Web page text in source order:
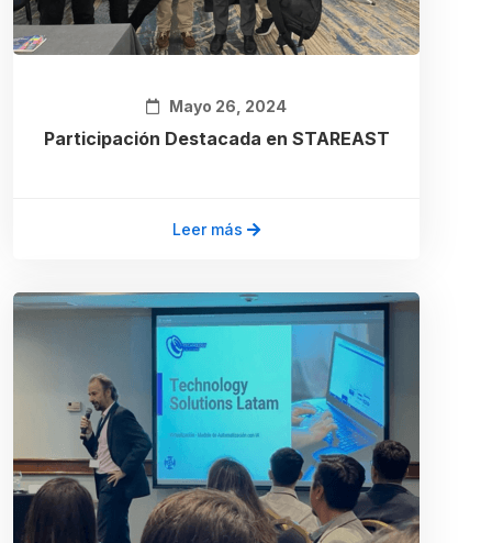
Mayo 26, 2024
Participación Destacada en STAREAST
Leer más